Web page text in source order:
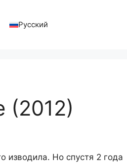
Русский
(2012)
изводила. Но спустя 2 года